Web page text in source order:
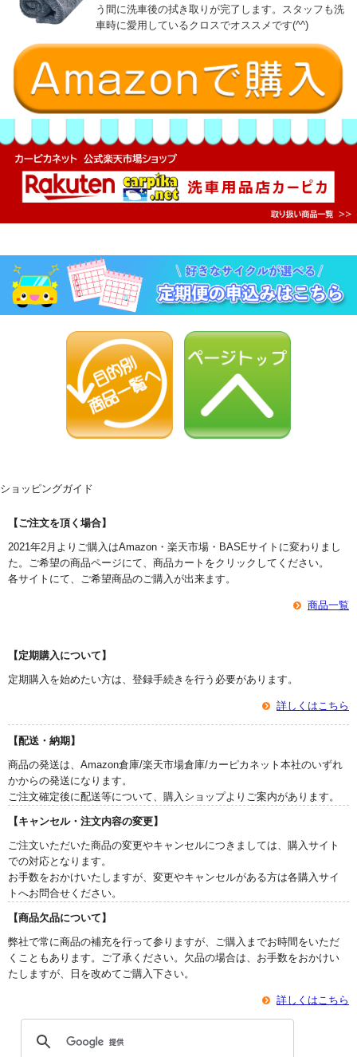
う間に洗車後の拭き取りが完了します。スタッフも洗
車時に愛用しているクロスでオススメです(^^)
ショッピングガイド
【ご注文を頂く場合】
2021年2月よりご購入はAmazon・楽天市場・BASEサイトに変わりまし
た。ご希望の商品ページにて、商品カートをクリックしてください。
各サイトにて、ご希望商品のご購入が出来ます。
商品一覧
【定期購入について】
定期購入を始めたい方は、登録手続きを行う必要があります。
詳しくはこちら
【配送・納期】
商品の発送は、Amazon倉庫/楽天市場倉庫/カーピカネット本社のいずれ
かからの発送になります。
ご注文確定後に配送等について、購入ショップよりご案内があります。
【キャンセル・注文内容の変更】
ご注文いただいた商品の変更やキャンセルにつきましては、購入サイト
での対応となります。
お手数をおかけいたしますが、変更やキャンセルがある方は各購入サイ
トへお問合せください。
【商品欠品について】
弊社で常に商品の補充を行って参りますが、ご購入までお時間をいただ
くこともあります。ご了承ください。欠品の場合は、お手数をおかけい
たしますが、日を改めてご購入下さい。
詳しくはこちら